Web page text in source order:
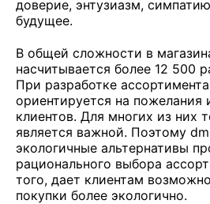
доверие, энтузиазм,
будущее.
В общей сложности в
насчитывается более 12 500
При разработке
ориентируется на пожелания
клиентов. Для многих из них
является важной. Поэтому
экологичные альтернативы
рационального выбора
того, дает клиентам
покупки более экологично.